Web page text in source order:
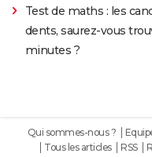
Test de maths : les
dents, saurez-vous
minutes ?
Qui sommes-nous ?
Tous les articles
RSS